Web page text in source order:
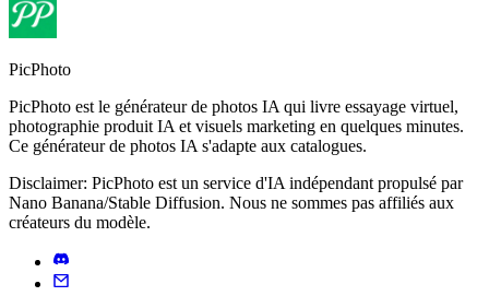
PicPhoto
PicPhoto est le générateur de photos IA qui livre essayage virtuel,
photographie produit IA et visuels marketing en quelques minutes.
Ce générateur de photos IA s'adapte aux catalogues.
Disclaimer: PicPhoto est un service d'IA indépendant propulsé par
Nano Banana/Stable Diffusion. Nous ne sommes pas affiliés aux
créateurs du modèle.